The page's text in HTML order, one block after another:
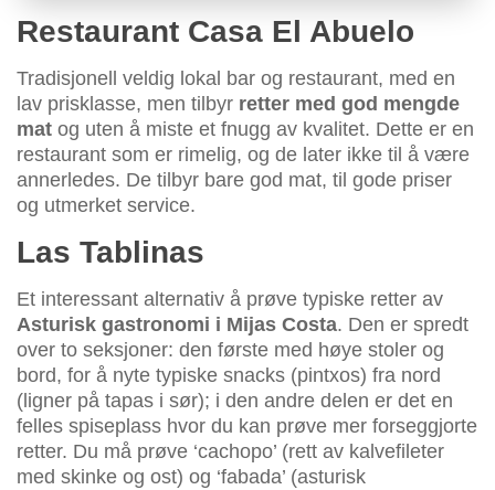
Restaurant Casa El Abuelo
Tradisjonell veldig lokal bar og restaurant, med en
lav prisklasse, men tilbyr retter med god mengde
mat og uten å miste et fnugg av kvalitet. Dette er en
restaurant som er rimelig, og de later ikke til å være
annerledes. De tilbyr bare god mat, til gode priser
og utmerket service.
Las Tablinas
Et interessant alternativ å prøve typiske retter av
Asturisk gastronomi i Mijas Costa. Den er spredt
over to seksjoner: den første med høye stoler og
bord, for å nyte typiske snacks (pintxos) fra nord
(ligner på tapas i sør); i den andre delen er det en
felles spiseplass hvor du kan prøve mer forseggjorte
retter. Du må prøve ‘cachopo’ (rett av kalvefileter
med skinke og ost) og ‘fabada’ (asturisk